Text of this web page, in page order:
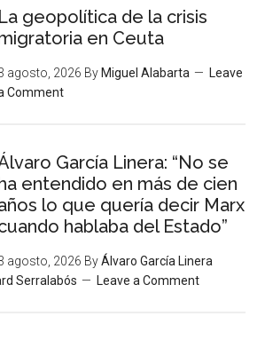
La geopolítica de la crisis
en Ceuta
agosto, 2026 By Miguel Alabarta
Leave
Comment
García Linera: “No se
entendido en más de cien
lo que quería decir Marx
hablaba del Estado”
agosto, 2026 ByÁlvaro García Linera
Serralabós
Leave a Comment